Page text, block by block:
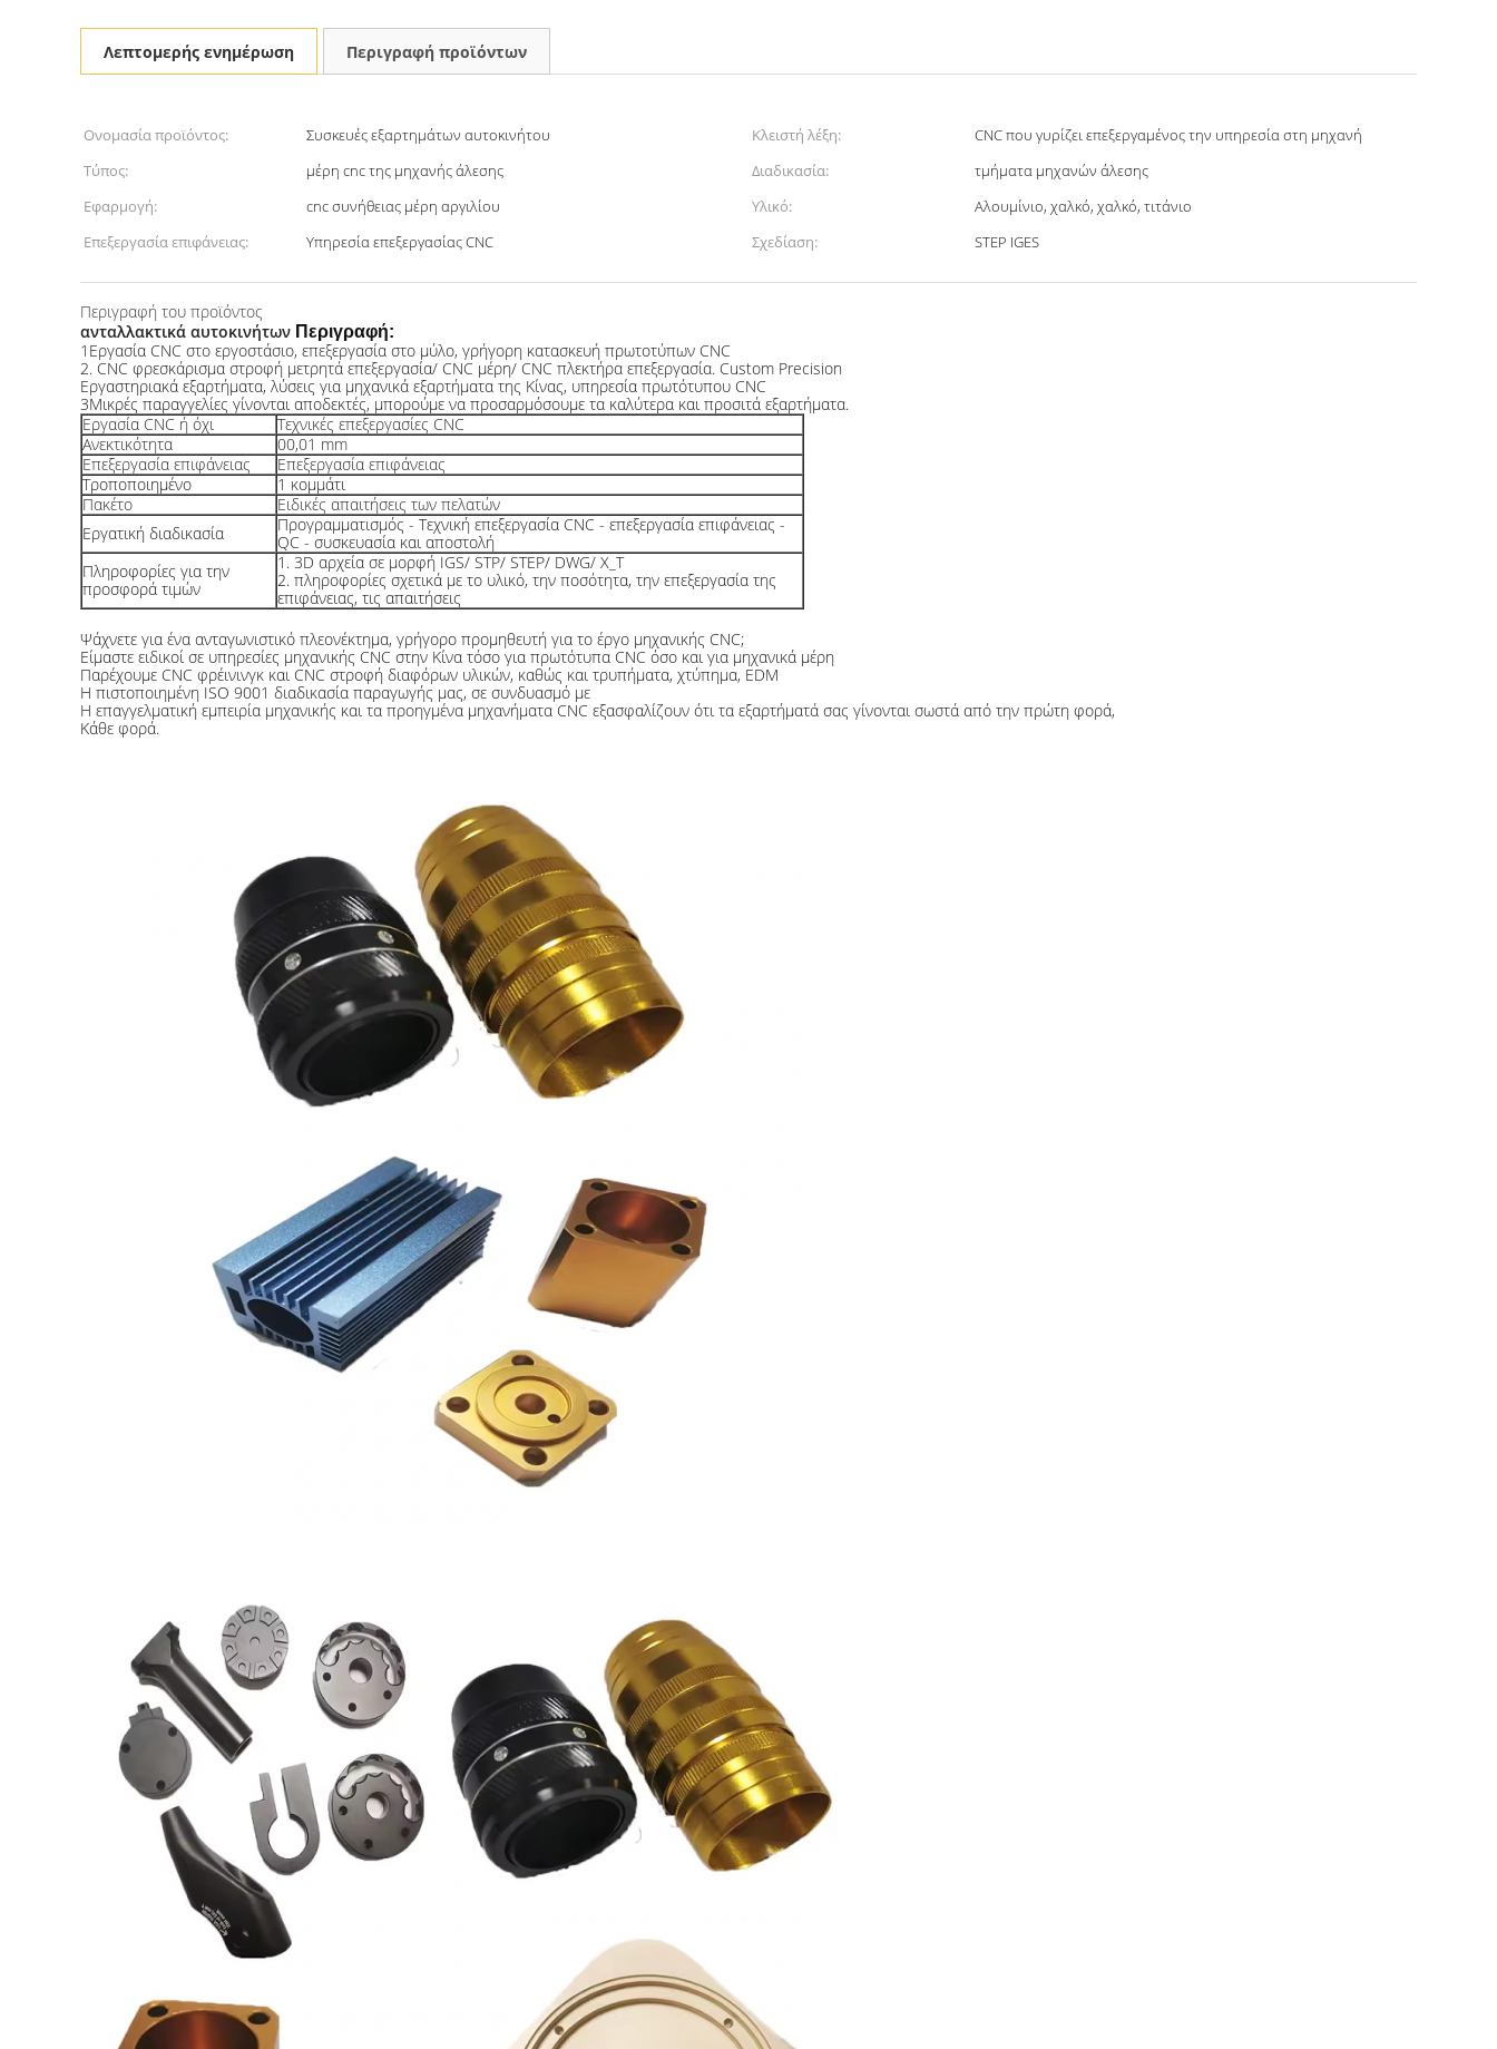
Λεπτομερής ενημέρωση Περιγραφή προϊόντων
Ονομασία προϊόντος: Συσκευές εξαρτημάτων αυτοκινήτου Κλειστή λέξη:
CNC που γυρίζει επεξεργαμένος την υπηρεσία στη μηχανή
Τύπος:
μέρη cnc της μηχανής άλεσης Διαδικασία:
τμήματα μηχανών άλεσης
Εφαρμογή:
cnc συνήθειας μέρη αργιλίου Υλικό:
Αλουμίνιο, χαλκό, χαλκό, τιτάνιο
Επεξεργασία επιφάνειας:
Υπηρεσία επεξεργασίας CNC Σχεδίαση: STEP IGES
Περιγραφή του προϊόντος
ανταλλακτικά αυτοκινήτων Περιγραφή:
1Εργασία CNC στο εργοστάσιο, επεξεργασία στο μύλο, γρήγορη κατασκευή πρωτοτύπων CNC
2. CNC φρεσκάρισμα στροφή μετρητά επεξεργασία/ CNC μέρη/ CNC πλεκτήρα επεξεργασία. Custom Precision
Εργαστηριακά εξαρτήματα, λύσεις για μηχανικά εξαρτήματα της Κίνας, υπηρεσία πρωτότυπου CNC
3Μικρές παραγγελίες γίνονται αποδεκτές, μπορούμε να προσαρμόσουμε τα καλύτερα και προσιτά εξαρτήματα.
Εργασία CNC ή όχι
Τεχνικές επεξεργασίες CNC
Ανεκτικότητα
00,01 mm
Επεξεργασία επιφάνειας
Επεξεργασία επιφάνειας
Τροποποιημένο
1 κομμάτι
Πακέτο
Ειδικές απαιτήσεις των πελατών
Εργατική διαδικασία
Προγραμματισμός - Τεχνική επεξεργασία CNC - επεξεργασία επιφάνειας -
QC - συσκευασία και αποστολή
Πληροφορίες για την
προσφορά τιμών
1. 3D αρχεία σε μορφή IGS/ STP/ STEP/ DWG/ X_T
2. πληροφορίες σχετικά με το υλικό, την ποσότητα, την επεξεργασία της
επιφάνειας, τις απαιτήσεις
Ψάχνετε για ένα ανταγωνιστικό πλεονέκτημα, γρήγορο προμηθευτή για το έργο μηχανικής CNC;
Είμαστε ειδικοί σε υπηρεσίες μηχανικής CNC στην Κίνα τόσο για πρωτότυπα CNC όσο και για μηχανικά μέρη
Παρέχουμε CNC φρέινινγκ και CNC στροφή διαφόρων υλικών, καθώς και τρυπήματα, χτύπημα, EDM
Η πιστοποιημένη ISO 9001 διαδικασία παραγωγής μας, σε συνδυασμό με
Η επαγγελματική εμπειρία μηχανικής και τα προηγμένα μηχανήματα CNC εξασφαλίζουν ότι τα εξαρτήματά σας γίνονται σωστά από την πρώτη φορά,
Κάθε φορά.